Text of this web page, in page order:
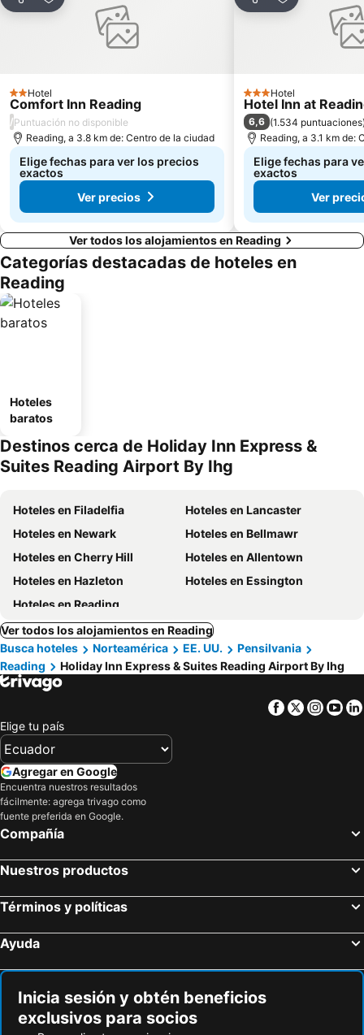
CompartirAgregar a favoritos
2 Estrellas
Hotel
Comfort Inn Reading
/Puntuación no disponible
Reading, a 3.8 km de: Centro de la ciudad
Elige fechas para ver los precios
exactos
Ver precios
CompartirAgregar a
3 Estrellas
Hotel
Hotel Inn at
6,6 (1.534 puntuaciones
Reading, a 3.1 km de:
Elige fechas para
exactos
Ver
Ver todos los alojamientos en Reading
Categorías destacadas de hoteles en
Reading
Hoteles
baratos
Destinos cerca de Holiday Inn Express &
Suites Reading Airport By Ihg
Hoteles en Filadelfia
Hoteles en Lancaster
Hoteles en Newark
Hoteles en Bellmawr
Hoteles en Cherry Hill
Hoteles en Allentown
Hoteles en Hazleton
Hoteles en Essington
Hoteles en Reading
Ver todos los alojamientos en Reading
Busca hoteles
Norteamérica EE. UU.
Pensilvania
Reading
Holiday Inn Express & Suites Reading Airport By Ihg
Facebook
Twitter
Elige tu país
Agregar en Google
Encuentra nuestros resultados
fácilmente: agrega trivago como
fuente preferida en Google.
Compañía
Nuestros productos
Términos y políticas
Ayuda
Inicia sesión y obtén beneficios
exclusivos para socios